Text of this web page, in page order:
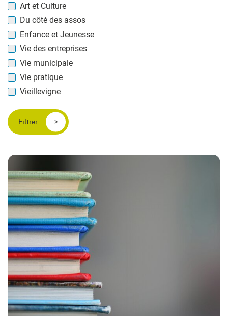
Art et Culture
Du côté des assos
Enfance et Jeunesse
Vie des entreprises
Vie municipale
Vie pratique
Vieillevigne
Filtrer